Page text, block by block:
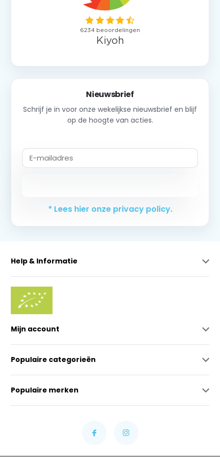
Nieuwsbrief
Schrijf je in voor onze wekelijkse nieuwsbrief en blijf
op de hoogte van acties.
* Lees hier onze privacy policy.
Help & Informatie
Mijn account
Populaire categorieën
Populaire merken